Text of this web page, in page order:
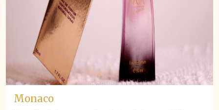
Monaco